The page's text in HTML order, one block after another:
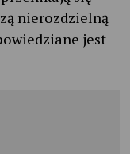
nierozdzielną
jest